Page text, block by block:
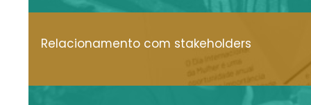
Relacionamento com stakeholders